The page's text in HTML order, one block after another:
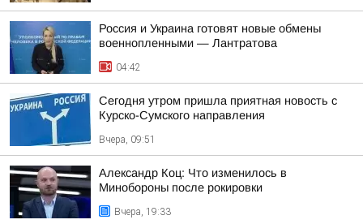
Россия и Украина готовят новые обмены
военнопленными — Лантратова
04:42
Сегодня утром пришла приятная новость с
Курско-Сумского направления
Вчера, 09:51
Александр Коц: Что изменилось в
Минобороны после рокировки
Вчера, 19:33